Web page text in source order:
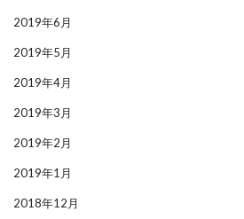
2019年6月
2019年5月
2019年4月
2019年3月
2019年2月
2019年1月
2018年12月